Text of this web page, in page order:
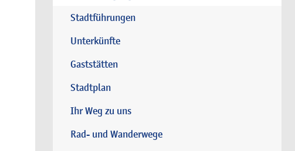
Stadtführungen
Unterkünfte
Gaststätten
Stadtplan
Ihr Weg zu uns
Rad- und Wanderwege